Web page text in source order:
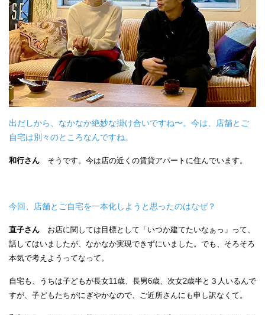
出だしから、なかなか絶妙な掛け合いですね〜。今は、店舗とご
自宅は別々のところなんですね。
和行さん そうです。今は店の近くの賃貸アパートに住んでいます。
今回、店舗とご自宅を一本化しようと思ったのはなぜ？
直子さん お店に関しては目標として「いつか建てたいなぁっ」って、
話してはいましたが、なかなか実現できずにいました。でも、そろそろ
本気で考えようってなって。
自宅も、うちは子どもが長女11歳、長男6歳、次女2歳半と３人いるんで
すが、子どもたちがにぎやかなので、ご近所さんにも申し訳なくて。